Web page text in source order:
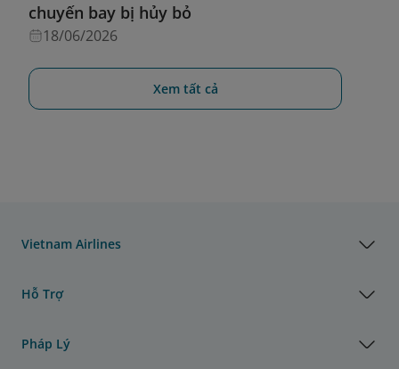
chuyến bay bị hủy bỏ
18/06/2026
Xem tất cả
Vietnam Airlines
Hỗ Trợ
Pháp Lý